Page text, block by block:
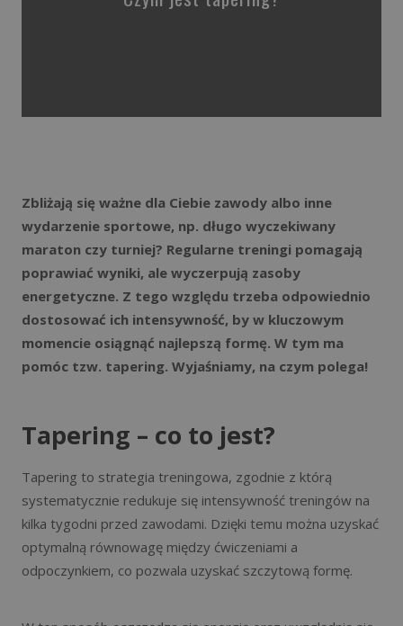
Zbliżają się ważne dla Ciebie zawody albo inne
wydarzenie sportowe, np. długo wyczekiwany
maraton czy turniej? Regularne treningi pomagają
poprawiać wyniki, ale wyczerpują zasoby
energetyczne. Z tego względu trzeba odpowiednio
dostosować ich intensywność, by w kluczowym
momencie osiągnąć najlepszą formę. W tym ma
pomóc tzw. tapering. Wyjaśniamy, na czym polega!
Tapering – co to jest?
Tapering to strategia treningowa, zgodnie z którą
systematycznie redukuje się intensywność treningów na
kilka tygodni przed zawodami. Dzięki temu można uzyskać
optymalną równowagę między ćwiczeniami a
odpoczynkiem, co pozwala uzyskać szczytową formę.